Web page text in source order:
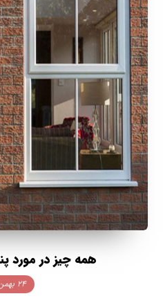
همه چیز در مورد
۲۴ بهمن ۱۴۰۲